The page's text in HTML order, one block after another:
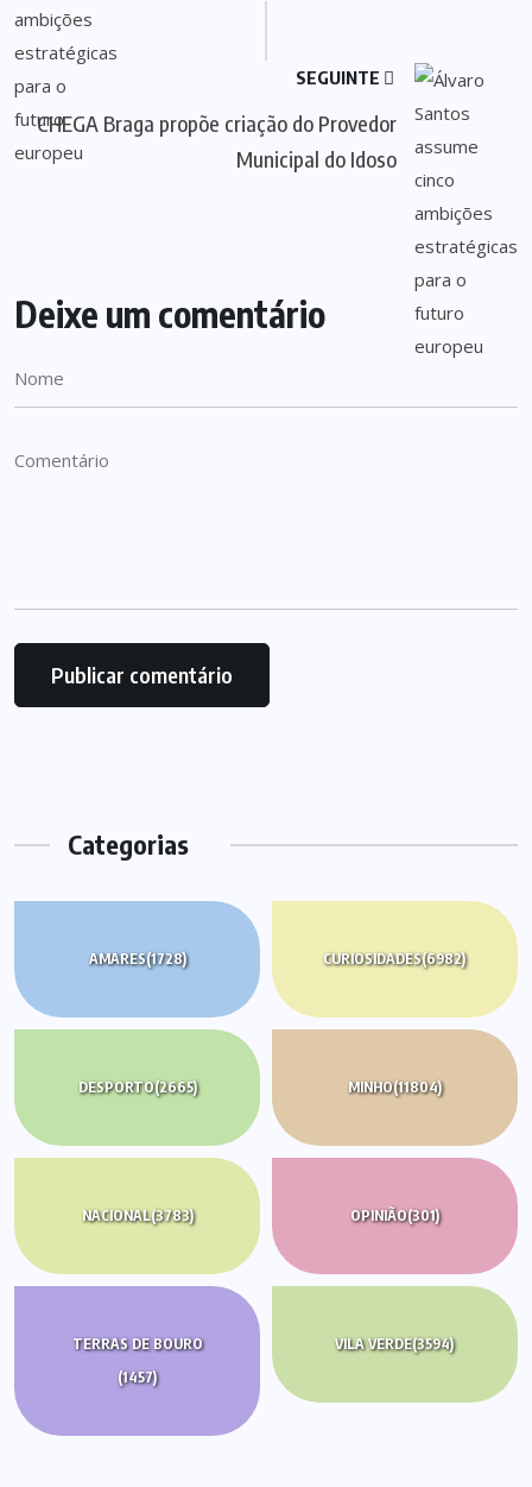
SEGUINTE
CHEGA Braga propõe criação do Provedor
Municipal do Idoso
Deixe um comentário
Categorias
AMARES(1728) CURIOSIDADES(6982)
DESPORTO(2665) MINHO(11804)
NACIONAL(3783) OPINIÃO(301)
TERRAS DE BOURO
(1457)
VILA VERDE(3594)